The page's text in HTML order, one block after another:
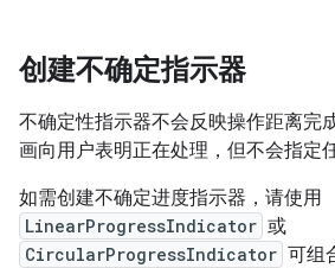
创建不确定指示器
不确定性指示器不会反映操作距离完
画向用户表明正在处理，但不会指定
如需创建不确定进度指示器，请使用
LinearProgressIndicator 或
CircularProgressIndicator 可组